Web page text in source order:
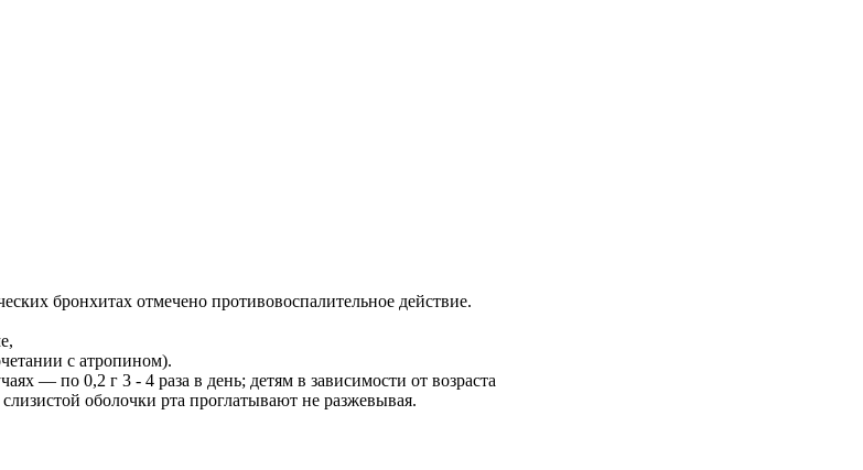
бронхитах отмечено противовоспалительное действие.
с атропином).
— по 0,2 г 3 - 4 раза в день; детям в зависимости от возраста
оболочки рта проглатывают не разжевывая.